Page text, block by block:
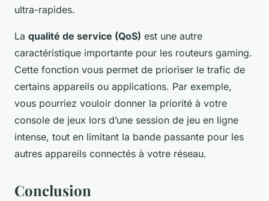
ultra-rapides.
La qualité de service (QoS) est une autre
caractéristique importante pour les routeurs gaming.
Cette fonction vous permet de prioriser le trafic de
certains appareils ou applications. Par exemple,
vous pourriez vouloir donner la priorité à votre
console de jeux lors d’une session de jeu en ligne
intense, tout en limitant la bande passante pour les
autres appareils connectés à votre réseau.
Conclusion